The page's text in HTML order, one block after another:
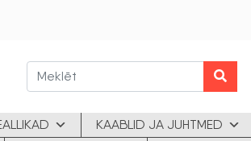
KAABLID JA JUHTMED